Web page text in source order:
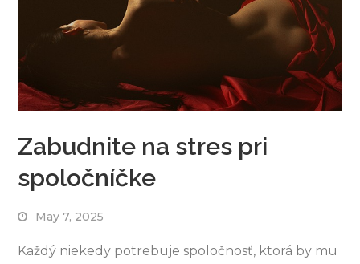
Zabudnite na stres pri
spoločníčke
May 7, 2025
Každý niekedy potrebuje spoločnosť, ktorá by mu